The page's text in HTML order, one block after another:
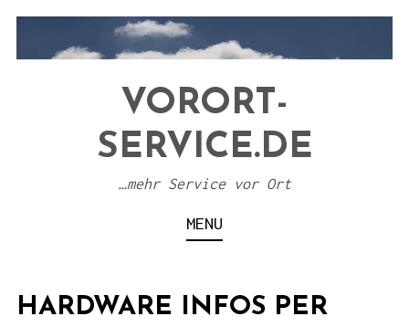
VORORT-
SERVICE.DE
…mehr Service vor Ort
MENU
HARDWARE INFOS PER